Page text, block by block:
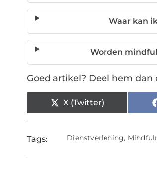
Waar kan
Worden
Goed artikel? Deel hem dan
X (Twitter)
Tags: Dienstverlening,